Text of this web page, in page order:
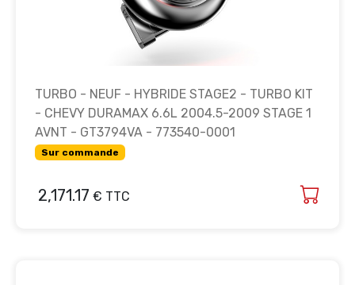
TURBO - NEUF - HYBRIDE STAGE2 - TURBO KIT
- CHEVY DURAMAX 6.6L 2004.5-2009 STAGE 1
AVNT - GT3794VA - 773540-0001
Sur commande
2,171.17 € TTC